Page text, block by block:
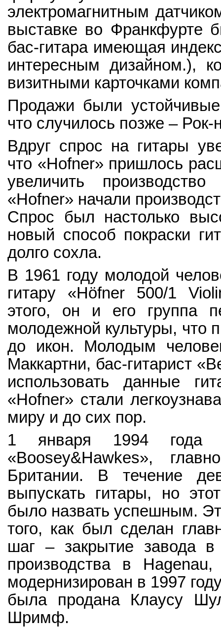
электромагнитным
выставке во Франкфурте
бас-гитара имеющая
интересным дизайном.),
визитными карточками
Продажи были
что случилось позже – Рок-
Вдруг спрос на гитары
что «Hofner» пришлось
увеличить
«Hofner» начали
Спрос был настолько
новый способ покраски
долго сохла.
В 1961 году молодой
гитару «Höfner 500/1
этого, он и его группа
молодежной культуры, что
до икон. Молодым
Маккартни, бас-гитарист
использовать данные
«Hofner» стали
миру и до сих пор.
1 января 1994 года
«Boosey&Hawkes»,
Британии. В течение
выпускать гитары, но
было назвать успешным.
того, как был сделан
шаг – закрытие завода
производства в
модернизирован в 1997
была продана Клаусу
Шримф.